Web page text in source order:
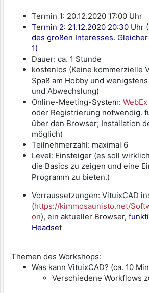
Termin 1: 20.12.2020 17:00 Uhr
Termin 2: 21.12.2020 20:30 Uhr
des großen Interesses.
1)
Dauer: ca. 1 Stunde
kostenlos (Keine kommerzielle
Spaß am Hobby und
und Abwechslung)
Online-Meeting-System: WebEx
oder Registrierung notwendig.
über den Browser; Installation
möglich)
Teilnehmerzahl: maximal 6
Level: Einsteiger (es soll
die Basics zu zeigen und eine
Programm zu bieten.)
Vorraussetzungen: VituixCAD
(https://kimmosaunisto.net/
on), ein aktueller Browser,
Headset
Themen des Workshops:
Was kann VituixCAD? (ca. 10
Verschiedene Workflows